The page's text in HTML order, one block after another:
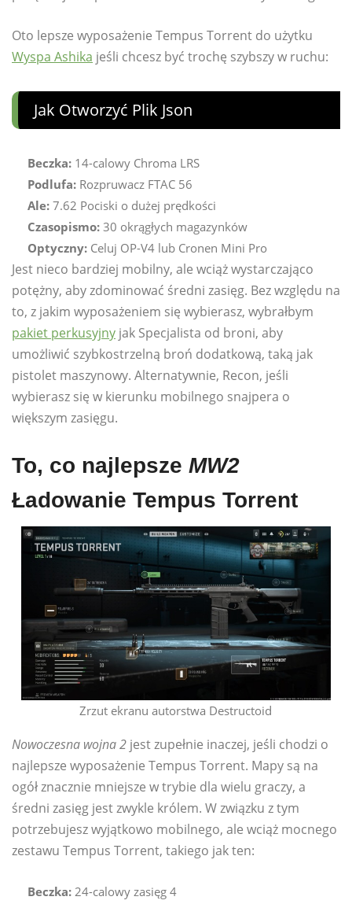
Oto lepsze wyposażenie Tempus Torrent do użytku
Wyspa Ashika jeśli chcesz być trochę szybszy w ruchu:
Jak Otworzyć Plik Json
Beczka: 14-calowy Chroma LRS
Podlufa: Rozpruwacz FTAC 56
Ale: 7.62 Pociski o dużej prędkości
Czasopismo: 30 okrągłych magazynków
Optyczny: Celuj OP-V4 lub Cronen Mini Pro
Jest nieco bardziej mobilny, ale wciąż wystarczająco
potężny, aby zdominować średni zasięg. Bez względu na
to, z jakim wyposażeniem się wybierasz, wybrałbym
pakiet perkusyjny jak Specjalista od broni, aby
umożliwić szybkostrzelną broń dodatkową, taką jak
pistolet maszynowy. Alternatywnie, Recon, jeśli
wybierasz się w kierunku mobilnego snajpera o
większym zasięgu.
To, co najlepsze MW2
Ładowanie Tempus Torrent
Zrzut ekranu autorstwa Destructoid
Nowoczesna wojna 2 jest zupełnie inaczej, jeśli chodzi o
najlepsze wyposażenie Tempus Torrent. Mapy są na
ogół znacznie mniejsze w trybie dla wielu graczy, a
średni zasięg jest zwykle królem. W związku z tym
potrzebujesz wyjątkowo mobilnego, ale wciąż mocnego
zestawu Tempus Torrent, takiego jak ten:
Beczka: 24-calowy zasięg 4